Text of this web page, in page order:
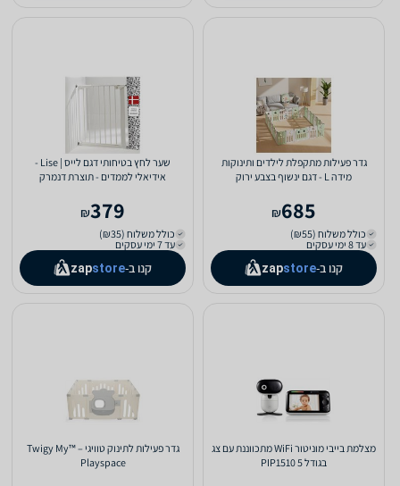
גדר פעילות מתקפלת לילדים ותינוקות
מידה L - דגם ינשוף בצבע ירוק
685
₪
כולל משלוח (₪55)
עד 8 ימי עסקים
קנו ב- zapstore
שער לחץ בטיחותי דגם לייס | Lise -
אידיאלי לממדים - תוצרת דנמרק
379
₪
כולל משלוח (₪35)
עד 7 ימי עסקים
קנו ב- zapstore
מצלמת בייבי מוניטור WiFi מתכווננת עם צג
בגודל 5 PIP1510
גדר פעילות לתינוק טוויגי – ™‏‏‏‏Twigy My
Playspace